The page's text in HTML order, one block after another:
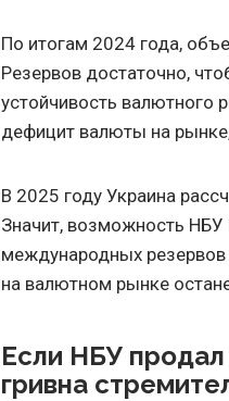
По итогам 2024 года,
Резервов достаточно,
устойчивость валютного
дефицит валюты на
В 2025 году Украина
Значит, возможность
международных резервов
на валютном рынке
Если НБУ
гривна